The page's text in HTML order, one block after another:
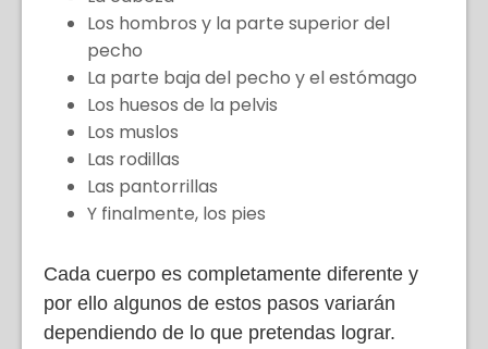
Los hombros y la parte superior del
pecho
La parte baja del pecho y el estómago
Los huesos de la pelvis
Los muslos
Las rodillas
Las pantorrillas
Y finalmente, los pies
Cada cuerpo es completamente diferente y
por ello algunos de estos pasos variarán
dependiendo de lo que pretendas lograr.